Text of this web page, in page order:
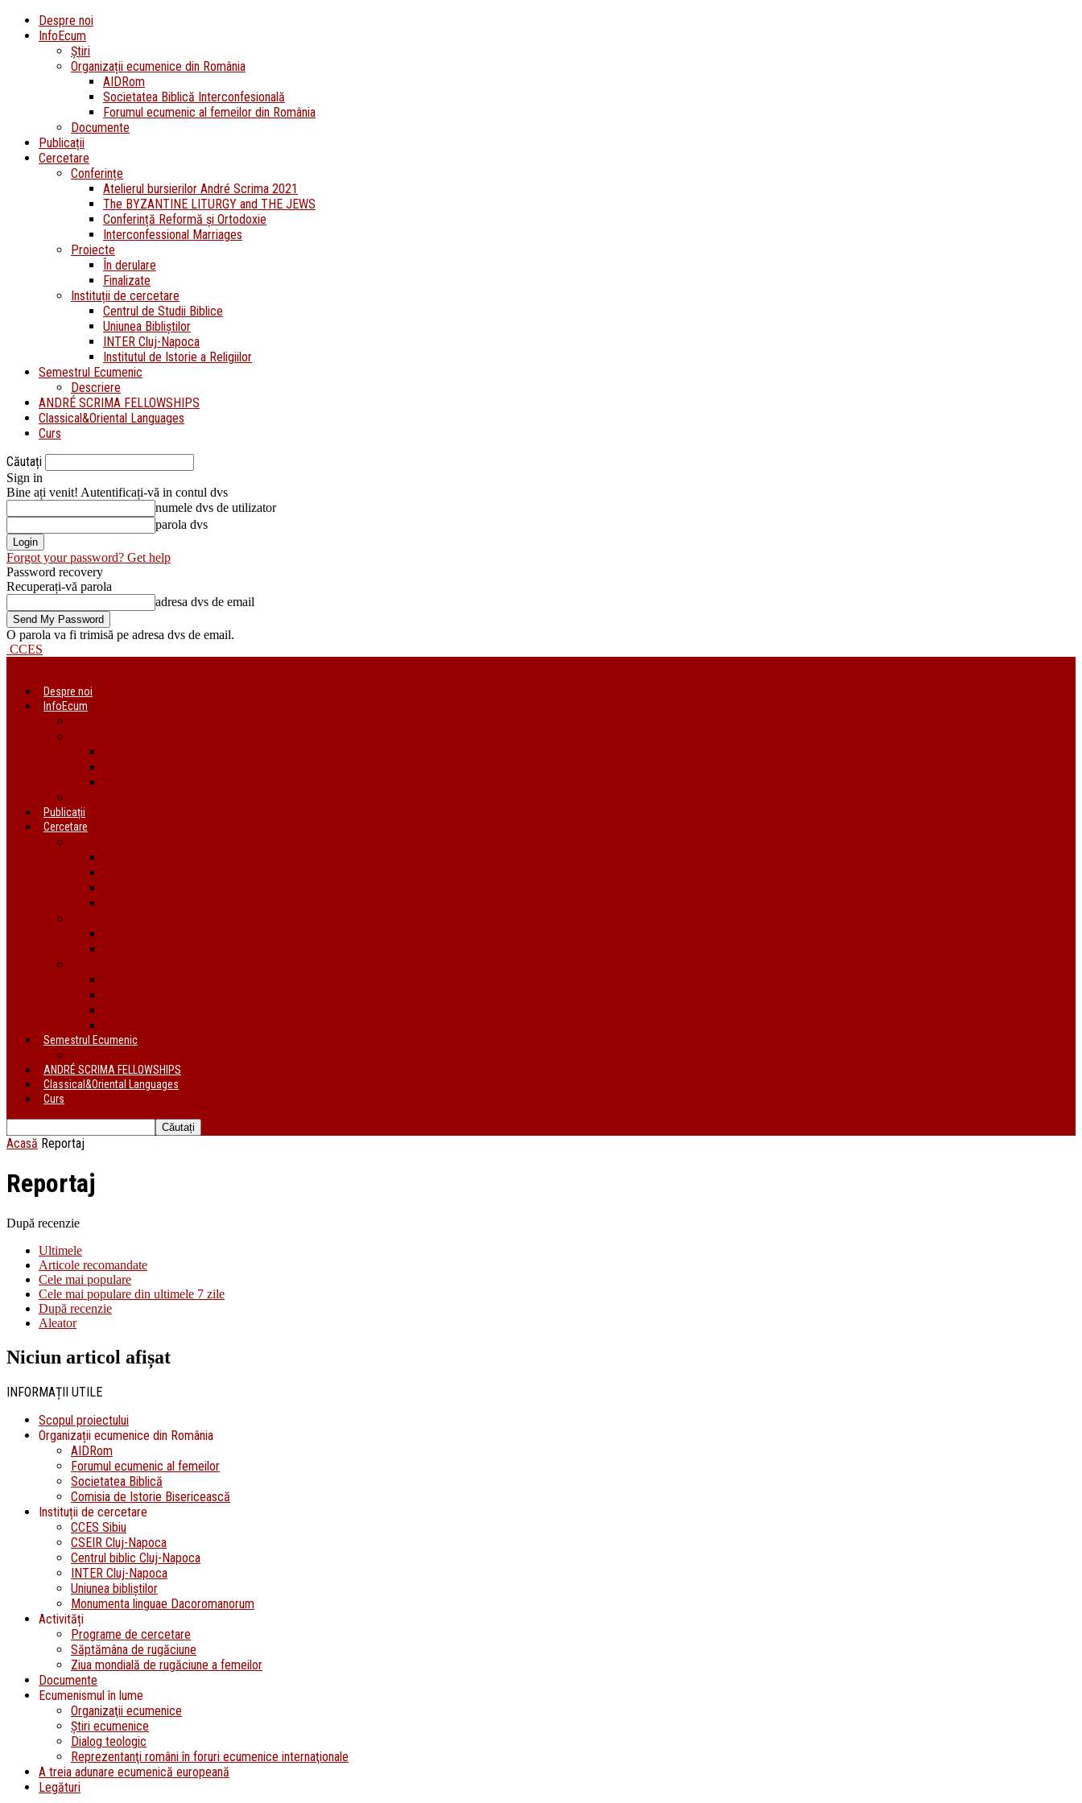
Despre noi
InfoEcum
Știri
Organizații ecumenice din România
AIDRom
Societatea Biblică Interconfesională
Forumul ecumenic al femeilor din România
Documente
Publicații
Cercetare
Conferințe
Atelierul bursierilor André Scrima 2021
The BYZANTINE LITURGY and THE JEWS
Conferință Reformă și Ortodoxie
Interconfessional Marriages
Proiecte
În derulare
Finalizate
Instituții de cercetare
Centrul de Studii Biblice
Uniunea Bibliștilor
INTER Cluj-Napoca
Institutul de Istorie a Religiilor
Semestrul Ecumenic
Descriere
ANDRÉ SCRIMA FELLOWSHIPS
Classical&Oriental Languages
Curs
Căutați
Sign in
Bine ați venit! Autentificați-vă in contul dvs
numele dvs de utilizator
parola dvs
Forgot your password? Get help
Password recovery
Recuperați-vă parola
adresa dvs de email
O parola va fi trimisă pe adresa dvs de email.
CCES
Despre noi
InfoEcum
Publicații
Cercetare
Semestrul Ecumenic
ANDRÉ SCRIMA FELLOWSHIPS
Classical&Oriental Languages
Curs
Acasă Reportaj
Reportaj
După recenzie
Ultimele
Articole recomandate
Cele mai populare
Cele mai populare din ultimele 7 zile
După recenzie
Aleator
Niciun articol afișat
INFORMAȚII UTILE
Scopul proiectului
Organizații ecumenice din România
AIDRom
Forumul ecumenic al femeilor
Societatea Biblică
Comisia de Istorie Bisericească
Instituții de cercetare
CCES Sibiu
CSEIR Cluj-Napoca
Centrul biblic Cluj-Napoca
INTER Cluj-Napoca
Uniunea bibliştilor
Monumenta linguae Dacoromanorum
Activități
Programe de cercetare
Săptămâna de rugăciune
Ziua mondială de rugăciune a femeilor
Documente
Ecumenismul în lume
Organizaţii ecumenice
Ştiri ecumenice
Dialog teologic
Reprezentanţi români în foruri ecumenice internaţionale
A treia adunare ecumenică europeană
Legături